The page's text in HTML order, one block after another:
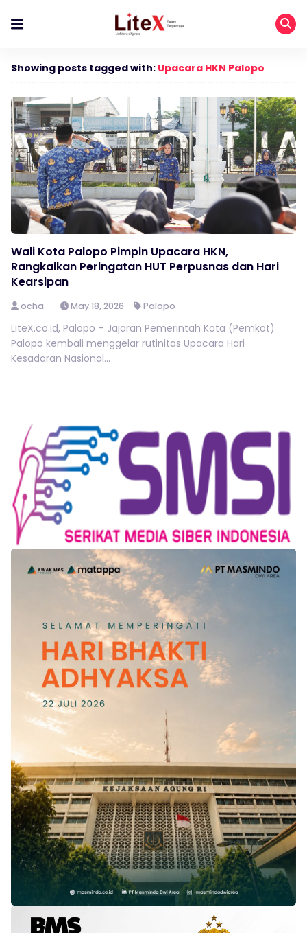
Showing posts tagged with: Upacara HKN Palopo
Wali Kota Palopo Pimpin Upacara HKN,
Rangkaikan Peringatan HUT Perpusnas dan Hari
Kearsipan
ocha May 18, 2026 Palopo
LiteX.co.id, Palopo – Jajaran Pemerintah Kota (Pemkot)
Palopo kembali menggelar rutinitas Upacara Hari
Kesadaran Nasional...